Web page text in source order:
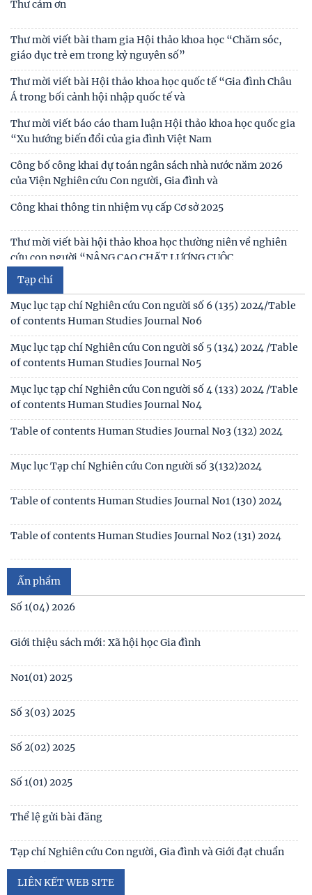
đề bắt nạt trực tuyến
Viện Hàn lâm Khoa học xã hội Việt Nam và Học viện Chính
trị và Hành chính quốc gia Lào ký Thỏa
Chủ tịch Viện Hàn lâm Khoa học xã hội Việt Nam thăm và
làm việc tại Viện Khoa học Kinh tế và Xã hội
Thư cảm ơn
Thư mời viết bài tham gia Hội thảo khoa học “Chăm sóc,
giáo dục trẻ em trong kỷ nguyên số”
Thư mời viết bài Hội thảo khoa học quốc tế “Gia đình Châu
Á trong bối cảnh hội nhập quốc tế và
Thư mời viết báo cáo tham luận Hội thảo khoa học quốc gia
“Xu hướng biến đổi của gia đình Việt Nam
Công bố công khai dự toán ngân sách nhà nước năm 2026
của Viện Nghiên cứu Con người, Gia đình và
Công khai thông tin nhiệm vụ cấp Cơ sở 2025
Thư mời viết bài hội thảo khoa học thường niên về nghiên
cứu con người “NÂNG CAO CHẤT LƯỢNG CUỘC
Thông báo triệu tập thí sinh đủ điều kiện, tiêu chuẩn, tham
gia sát hạch trình độ hiểu biết chung
Thông báo kết quả kiểm tra điều kiện, tiêu chuẩn, văn
bằng, chứng chỉ đối với thí sinh đăng ký dự
Thông báo 2773/TB-KHXH về Kết quả kiểm tra điều kiện,
tiêu chuẩn, văn bằng, chứng chỉ đối với thí
Tạp chí
Mục lục tạp chí Nghiên cứu Con người số 6 (135) 2024/Table
of contents Human Studies Journal No6
Mục lục tạp chí Nghiên cứu Con người số 5 (134) 2024 /Table
of contents Human Studies Journal No5
Mục lục tạp chí Nghiên cứu Con người số 4 (133) 2024 /Table
of contents Human Studies Journal No4
Table of contents Human Studies Journal No3 (132) 2024
Mục lục Tạp chí Nghiên cứu Con người số 3(132)2024
Table of contents Human Studies Journal No1 (130) 2024
Table of contents Human Studies Journal No2 (131) 2024
Mục lục Tạp chí Nghiên cứu Con người số 2(131) năm 2024
Mục lục Tạp chí Nghiên cứu Con người số 1(130) năm 2024
Table of contents Human Studies Journal No. 5 (128) (2023)
Ấn phẩm
Số 1(04) 2026
Giới thiệu sách mới: Xã hội học Gia đình
No1(01) 2025
Số 3(03) 2025
Số 2(02) 2025
Số 1(01) 2025
Thể lệ gửi bài đăng
Tạp chí Nghiên cứu Con người, Gia đình và Giới đạt chuẩn
Tạp chí khoa học Việt Nam năm 2026
LIÊN KẾT WEB SITE